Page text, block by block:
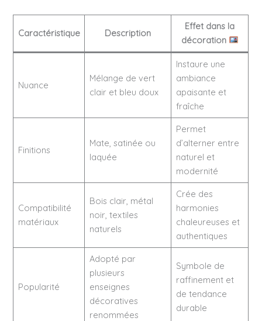
Caractéristique Description
Effet dans la
décoration
Nuance
Mélange de vert
clair et bleu doux
Instaure une
ambiance
apaisante et
fraîche
Finitions
Mate, satinée ou
laquée
Permet
d’alterner entre
naturel et
modernité
Compatibilité
matériaux
Bois clair, métal
noir, textiles
naturels
Crée des
harmonies
chaleureuses et
authentiques
Popularité
Adopté par
plusieurs
enseignes
décoratives
renommées
Symbole de
raffinement et
de tendance
durable